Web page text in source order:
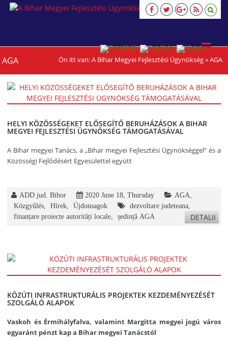
A
viziune,
strategie,
acţiune
AGA Ön itt van:A Bihar Megyei Fejlesztési Ügynökség»AGA
HELYI KÖZÖSSÉGEKET ELŐSEGÍTŐ BERUHÁZÁSOK A BIHAR
MEGYEI FEJLESZTÉSI ÜGYNÖKSÉG TÁMOGATÁSÁVAL
A Bihar megyei Tanács, a „Bihar megyei Fejlesztési Ügynökséggel” és a
Közösségi Fejlődésért Egyesülettel együtt
ADD jud. Bihor 2020 June 18, Thursday AGA
Közgyűlés
Hírek Újdonsagok dezvoltare judeteana
finanțare proiecte autorități locale
ședință AGA DETALII
KÖZÚTI INFRASTRUKTURÁLIS PROJEKTEK KEZDEMÉNYEZÉSÉT
SZOLGÁLÓ ALAPOK
Vaskoh és Érmihályfalva, valamint Margitta megyei jogú város
egyaránt pénzt kap a Bihar megyei Tanácstól